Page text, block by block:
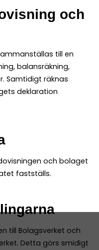
och
till en
balansräkning,
Samtidigt räknas
deklaration
och bolaget
fastställs.
till Bolagsverket och
Detta görs smidigt